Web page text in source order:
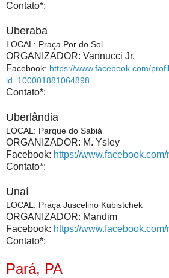
Contato*:
Uberaba
LOCAL: Praça Por do Sol
ORGANIZADOR: Vannucci Jr.
Facebook: https://www.facebook.com/
id=100001881064898
Contato*:
Uberlândia
LOCAL: Parque do Sabiá
ORGANIZADOR: M. Ysley
Facebook: https://
Contato*:
Unaí
LOCAL: Praça Juscelino Kubistchek
ORGANIZADOR: Mandim
Facebook: https://
Contato*:
Pará, PA